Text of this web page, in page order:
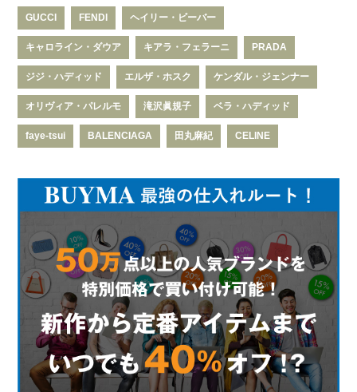
GUCCI FENDI ヘイリー・ビーバー
キャロライン・ダウア キアラ・フェラーニ PRADA
ジジ・ハディッド エルザ・ホスク ケンダル・ジェンナー
オリヴィア・パレルモ 滝沢眞規子 ベラ・ハディッド
faye-tsui BALENCIAGA 田丸麻紀 CELINE